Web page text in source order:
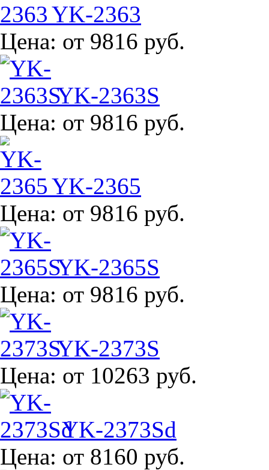
YK-2363
Цена: от 9816 руб.
YK-2363S
Цена: от 9816 руб.
YK-2365
Цена: от 9816 руб.
YK-2365S
Цена: от 9816 руб.
YK-2373S
Цена: от 10263 руб.
YK-2373Sd
Цена: от 8160 руб.